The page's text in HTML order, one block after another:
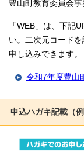
豊山町教育委員会
「WEB」は、下記
い。二次元コード
申し込みできます。
令和7年度豊山
申込ハガキ記載（例